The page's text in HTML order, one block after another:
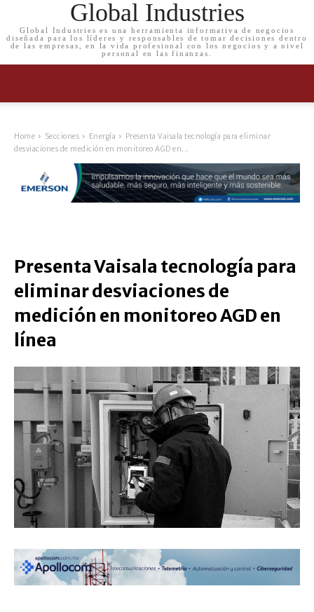
Global Industries
Global Industries es una herramienta informativa de negocios
diseñada para los líderes y responsables de tomar decisiones dentro
de las empresas, en la vida profesional con los negocios y a nivel
personal en las finanzas.
Home Secciones Energía
Presenta Vaisala tecnología para eliminar
desviaciones de medición en monitoreo AGD en...
Presenta Vaisala tecnología para
eliminar desviaciones de
medición en monitoreo AGD en
línea